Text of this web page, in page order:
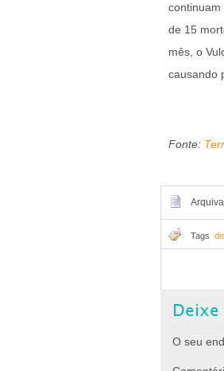
continuam
de 15
mês, o
causando
Fonte:
Tags
O seu